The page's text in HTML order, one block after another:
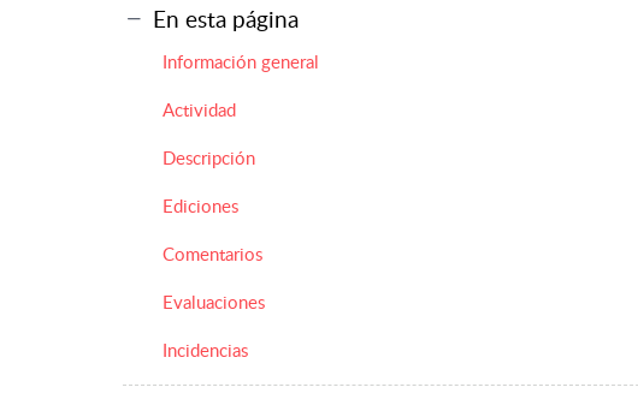
En esta página
Información general
Actividad
Descripción
Ediciones
Comentarios
Evaluaciones
Incidencias